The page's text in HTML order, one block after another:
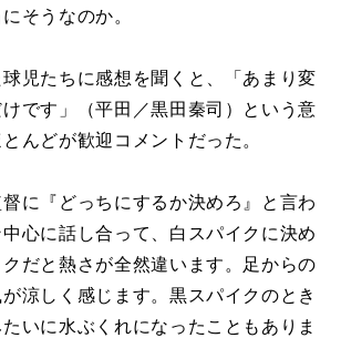
そうなのか。
児たちに感想を聞くと、「あまり変
です」（平田／黒田秦司）という意
んどが歓迎コメントだった。
督に『どっちにするか決めろ』と言わ
心に話し合って、白スパイクに決め
だと熱さが全然違います。足からの
涼しく感じます。黒スパイクのとき
いに水ぶくれになったこともありま